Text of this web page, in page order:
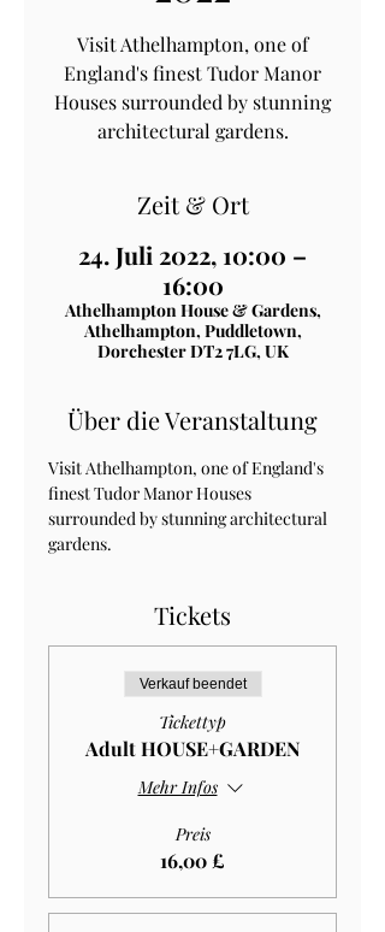
Visit Athelhampton, one of
England's finest Tudor Manor
Houses surrounded by stunning
architectural gardens.
Zeit & Ort
24. Juli 2022, 10:00 –
16:00
Athelhampton House & Gardens,
Athelhampton, Puddletown,
Dorchester DT2 7LG, UK
Über die Veranstaltung
Visit Athelhampton, one of England's
finest Tudor Manor Houses
surrounded by stunning architectural
gardens.
Tickets
Verkauf beendet
Tickettyp
Adult HOUSE+GARDEN
Mehr Infos
Preis
16,00 £